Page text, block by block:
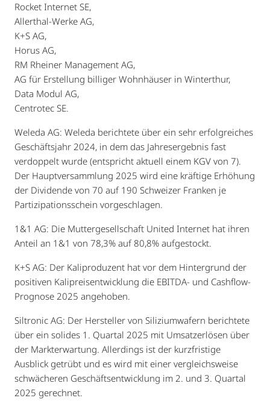
Rocket Internet SE,
Allerthal-Werke AG,
K+S AG,
Horus AG,
RM Rheiner Management AG,
AG für Erstellung billiger Wohnhäuser in Winterthur,
Data Modul AG,
Centrotec SE.
Weleda AG: Weleda berichtete über ein sehr erfolgreiches
Geschäftsjahr 2024, in dem das Jahresergebnis fast
verdoppelt wurde (entspricht aktuell einem KGV von 7).
Der Hauptversammlung 2025 wird eine kräftige Erhöhung
der Dividende von 70 auf 190 Schweizer Franken je
Partizipationsschein vorgeschlagen.
1&1 AG: Die Muttergesellschaft United Internet hat ihren
Anteil an 1&1 von 78,3% auf 80,8% aufgestockt.
K+S AG: Der Kaliproduzent hat vor dem Hintergrund der
positiven Kalipreisentwicklung die EBITDA- und Cashflow-
Prognose 2025 angehoben.
Siltronic AG: Der Hersteller von Siliziumwafern berichtete
über ein solides 1. Quartal 2025 mit Umsatzerlösen über
der Markterwartung. Allerdings ist der kurzfristige
Ausblick getrübt und es wird mit einer vergleichsweise
schwächeren Geschäftsentwicklung im 2. und 3. Quartal
2025 gerechnet.